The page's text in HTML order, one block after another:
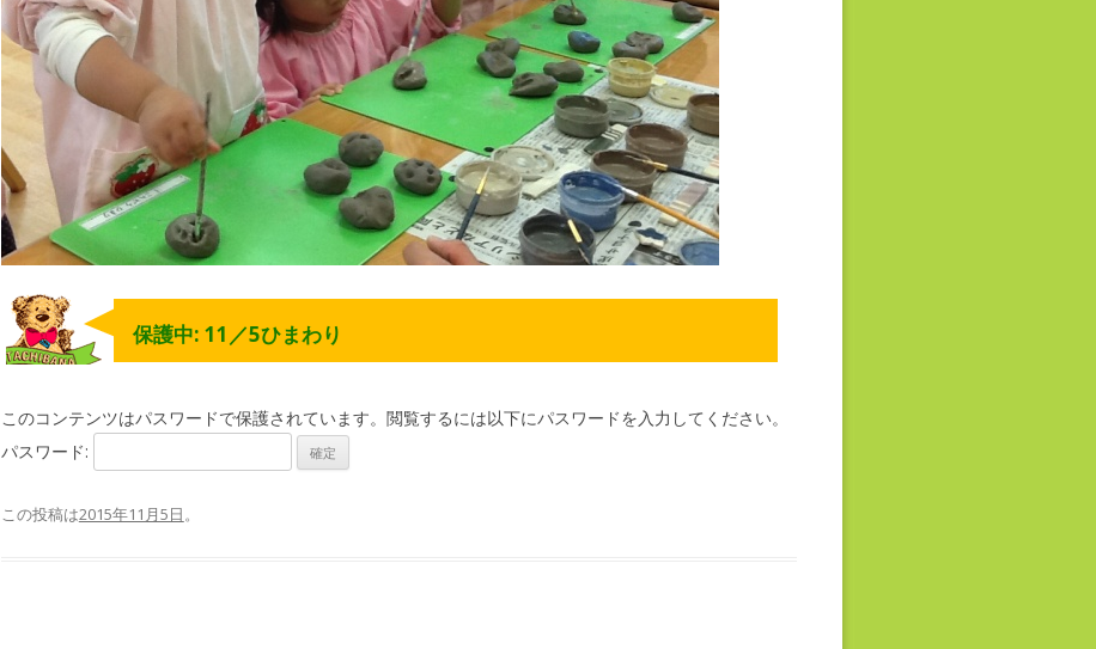
保護中: 11／5ひまわり
このコンテンツはパスワードで保護されています。閲覧するには以下にパスワードを入力してください。
パスワード:
この投稿は2015年11月5日。